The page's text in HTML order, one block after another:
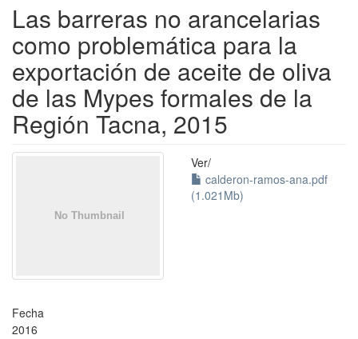
Las barreras no arancelarias
como problemática para la
exportación de aceite de oliva
de las Mypes formales de la
Región Tacna, 2015
Ver/
calderon-ramos-ana.pdf
(1.021Mb)
Fecha
2016